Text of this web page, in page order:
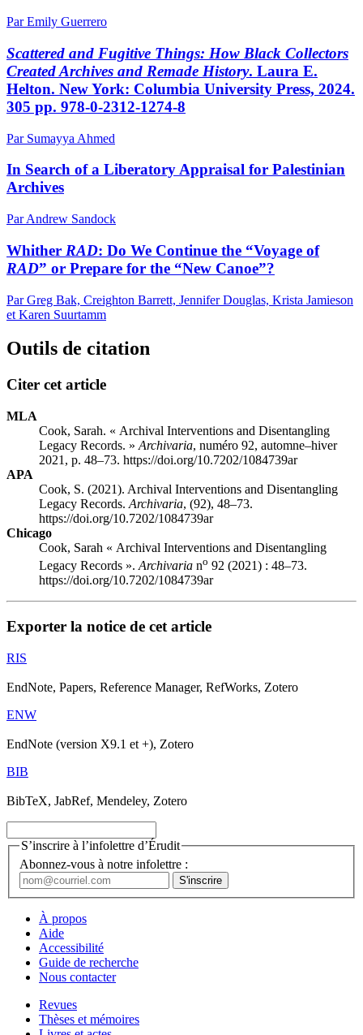
Par Emily Guerrero
Scattered and Fugitive Things: How Black Collectors
Created Archives and Remade History. Laura E.
Helton. New York: Columbia University Press, 2024.
305 pp. 978-0-2312-1274-8
Par Sumayya Ahmed
In Search of a Liberatory Appraisal for Palestinian
Archives
Par Andrew Sandock
Whither RAD: Do We Continue the “Voyage of
RAD” or Prepare for the “New Canoe”?
Par Greg Bak, Creighton Barrett, Jennifer Douglas, Krista Jamieson
et Karen Suurtamm
Outils de citation
Citer cet article
MLA
Cook, Sarah. « Archival Interventions and Disentangling
Legacy Records. » Archivaria, numéro 92, automne–hiver
2021, p. 48–73. https://doi.org/10.7202/1084739ar
APA
Cook, S. (2021). Archival Interventions and Disentangling
Legacy Records. Archivaria, (92), 48–73.
https://doi.org/10.7202/1084739ar
Chicago
Cook, Sarah « Archival Interventions and Disentangling
Legacy Records ».Archivaria no 92 (2021) : 48–73.
https://doi.org/10.7202/1084739ar
Exporter la notice de cet article
RIS
EndNote, Papers, Reference Manager, RefWorks, Zotero
ENW
EndNote (version X9.1 et +), Zotero
BIB
BibTeX, JabRef, Mendeley, Zotero
S’inscrire à l’infolettre d’Érudit
Abonnez-vous à notre infolettre :
À propos
Aide
Accessibilité
Guide de recherche
Nous contacter
Revues
Thèses et mémoires